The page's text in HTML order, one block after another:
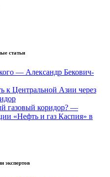
статьи
— Александр Бекович-
к Центральной Азии через
газовый коридор? —
«Нефть и газ Каспия» в
экспертов